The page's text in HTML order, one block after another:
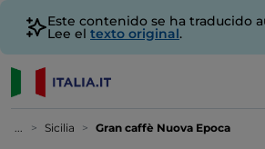
Este contenido se ha traducido
Lee el texto original.
... Sicilia Gran caffè Nuova Epoca